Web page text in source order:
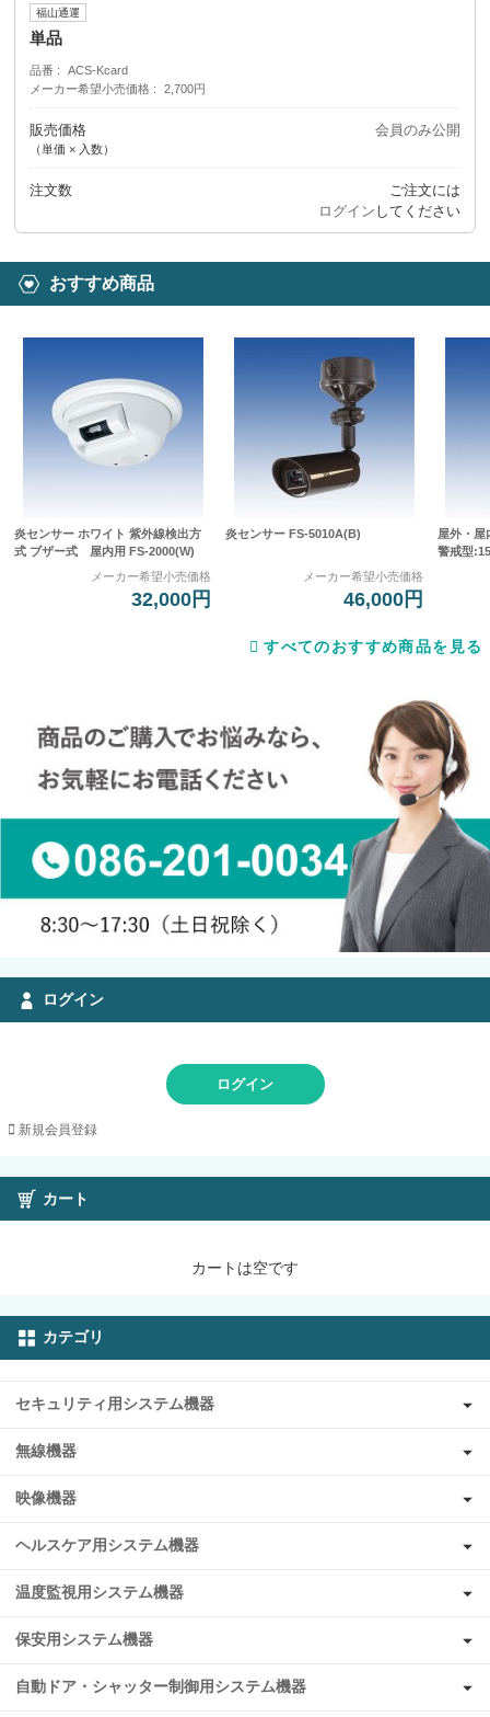
福山通運
単品
品番
ACS-Kcard
メーカー希望小売価格
2,700円
販売価格
（単価 × 入数）
会員のみ公開
注文数
ご注文には
ログイン してください
おすすめ商品
炎センサー ホワイト 紫外線検出方
式 ブザー式 屋内用 FS-2000(W)
メーカー希望小売価格
32,000円
炎センサー FS-5010A(B)
メーカー希望小売価格
46,000円
屋外・屋
警戒型
すべてのおすすめ商品を見る
ログイン
ログイン
新規会員登録
カート
カートは空です
カテゴリ
セキュリティ用システム機器
無線機器
映像機器
ヘルスケア用システム機器
温度監視用システム機器
保安用システム機器
自動ドア・シャッター制御用システム機器